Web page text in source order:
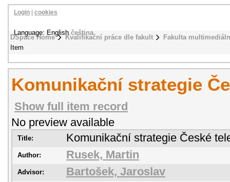
DSpace Home Kvalifikační práce dle fakult
Fakulta
Item
Login cookies
Language: Englishčeština
Komunikační strategie
Show full item record
No preview available
Title: Komunikační strategie České
Author: Rusek, Martin
Advisor: Bartošek, Jaroslav